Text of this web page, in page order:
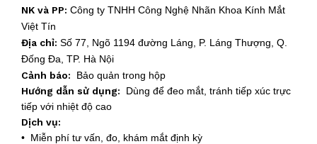
NK và PP: Công ty TNHH Công Nghệ Nhãn Khoa Kính Mắt
Việt Tín
Địa chỉ: Số 77, Ngõ 1194 đường Láng, P. Láng Thượng, Q.
Đống Đa, TP. Hà Nội
Cảnh báo: Bảo quản trong hộp
Hướng dẫn sử dụng: Dùng để đeo mắt, tránh tiếp xúc trực
tiếp với nhiệt độ cao
Dịch vụ:
• Miễn phí tư vấn, đo, khám mắt định kỳ